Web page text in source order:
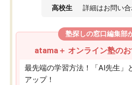
高校生 詳細はお問い
塾探しの窓口編集部
atama＋ オンライン塾の
最先端の学習方法！「AI先生」
アップ！